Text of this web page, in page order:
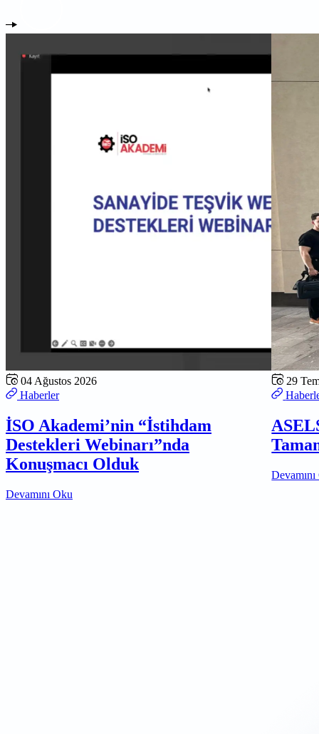
04 Ağustos 2026
Haberler
İSO Akademi’nin “İstihdam
Destekleri Webinarı”nda
Konuşmacı Olduk
Devamını Oku
29